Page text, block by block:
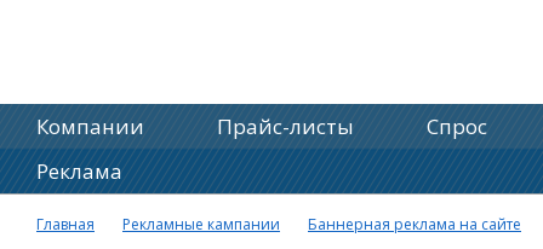
Компании Прайс-листы
Спрос
Реклама
Главная Рекламные кампании Баннерная реклама на сайте